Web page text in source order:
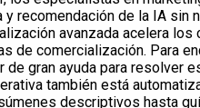
y recomendación de la IA
avanzada acelera
de comercialización. Para
de gran ayuda para resolver
también está
descriptivos hasta